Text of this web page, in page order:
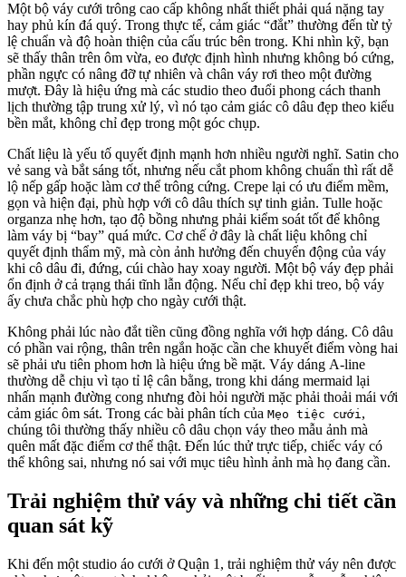
Một bộ váy cưới trông cao cấp không nhất thiết phải quá nặng tay
hay phủ kín đá quý. Trong thực tế, cảm giác “đắt” thường đến từ tỷ
lệ chuẩn và độ hoàn thiện của cấu trúc bên trong. Khi nhìn kỹ, bạn
sẽ thấy thân trên ôm vừa, eo được định hình nhưng không bó cứng,
phần ngực có nâng đỡ tự nhiên và chân váy rơi theo một đường
mượt. Đây là hiệu ứng mà các studio theo đuổi phong cách thanh
lịch thường tập trung xử lý, vì nó tạo cảm giác cô dâu đẹp theo kiểu
bền mắt, không chỉ đẹp trong một góc chụp.
Chất liệu là yếu tố quyết định mạnh hơn nhiều người nghĩ. Satin cho
vẻ sang và bắt sáng tốt, nhưng nếu cắt phom không chuẩn thì rất dễ
lộ nếp gấp hoặc làm cơ thể trông cứng. Crepe lại có ưu điểm mềm,
gọn và hiện đại, phù hợp với cô dâu thích sự tinh giản. Tulle hoặc
organza nhẹ hơn, tạo độ bồng nhưng phải kiểm soát tốt để không
làm váy bị “bay” quá mức. Cơ chế ở đây là chất liệu không chỉ
quyết định thẩm mỹ, mà còn ảnh hưởng đến chuyển động của váy
khi cô dâu đi, đứng, cúi chào hay xoay người. Một bộ váy đẹp phải
ổn định ở cả trạng thái tĩnh lẫn động. Nếu chỉ đẹp khi treo, bộ váy
ấy chưa chắc phù hợp cho ngày cưới thật.
Không phải lúc nào đắt tiền cũng đồng nghĩa với hợp dáng. Cô dâu
có phần vai rộng, thân trên ngắn hoặc cần che khuyết điểm vòng hai
sẽ phải ưu tiên phom hơn là hiệu ứng bề mặt. Váy dáng A-line
thường dễ chịu vì tạo tỉ lệ cân bằng, trong khi dáng mermaid lại
nhấn mạnh đường cong nhưng đòi hỏi người mặc phải thoải mái với
cảm giác ôm sát. Trong các bài phân tích của Mẹo tiệc cưới,
chúng tôi thường thấy nhiều cô dâu chọn váy theo mẫu ảnh mà
quên mất đặc điểm cơ thể thật. Đến lúc thử trực tiếp, chiếc váy có
thể không sai, nhưng nó sai với mục tiêu hình ảnh mà họ đang cần.
Trải nghiệm thử váy và những chi tiết cần
quan sát kỹ
Khi đến một studio áo cưới ở Quận 1, trải nghiệm thử váy nên được